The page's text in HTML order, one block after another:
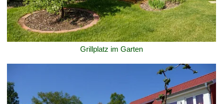
Grillplatz im Garten